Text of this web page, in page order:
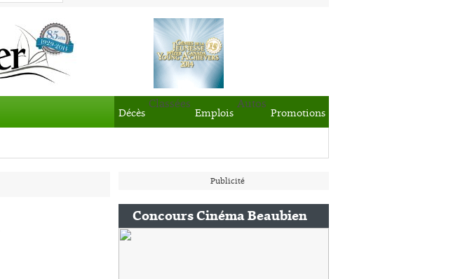
Décès
Classées
Emplois
Autos
Promotions
Publicité
Concours Cinéma Beaubien